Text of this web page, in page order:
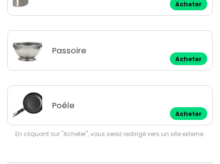
Acheter
Passoire
Acheter
Poêle
Acheter
En cliquant sur "Acheter", vous serez redirigé vers un site externe.